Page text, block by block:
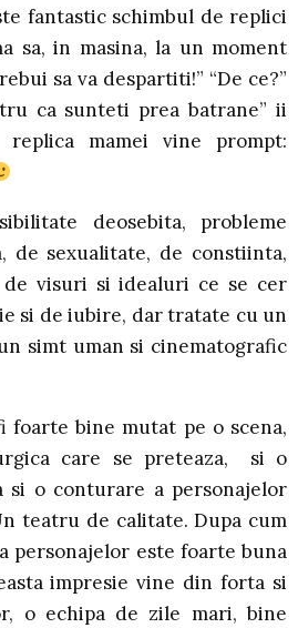
fantastic schimbul de replici
sa, in masina, la un moment
sa va despartiti!” “De ce?”
ca sunteti prea batrane” ii
replica mamei vine prompt:
deosebita, probleme
de sexualitate, de constiinta,
de visuri si idealuri ce se cer
si de iubire, dar tratate cu un
simt uman si cinematografic
bine mutat pe o scena,
care se preteaza, si o
si o conturare a personajelor
teatru de calitate. Dupa cum
personajelor este foarte buna
impresie vine din forta si
o echipa de zile mari, bine